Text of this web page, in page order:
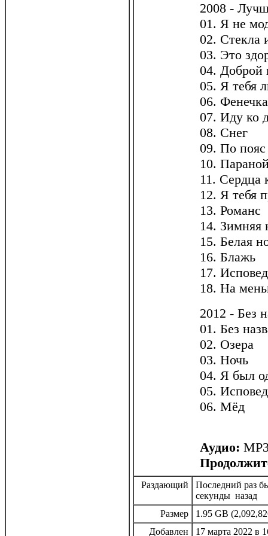
2008 -
01. Я не
02. Стекла
03. Это
04. Доброй
05. Я тебя
06. Фенечка
07. Иду ко
08. Снег
09. По пояс
10.
11. Сердца
12. Я тебя
13. Романс
14. Зимняя
15. Белая
16. Блажь
17.
18. На
2012 - Без
01. Без
02. Озера
03. Ночь
04. Я был
05.
06. Мёд
Аудио:
Раздающий
Последний раз
секунды назад
Размер
1.95 GB
Добавлен
17 марта 2022 в